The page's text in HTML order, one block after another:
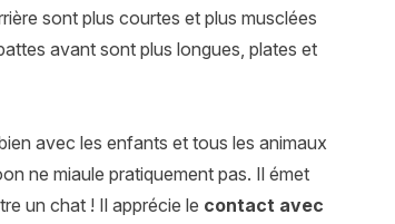
sont plus courtes et plus musclées
avant sont plus longues, plates et
avec les enfants et tous les animaux
ne miaule pratiquement pas. Il émet
un chat ! Il apprécie le contact avec